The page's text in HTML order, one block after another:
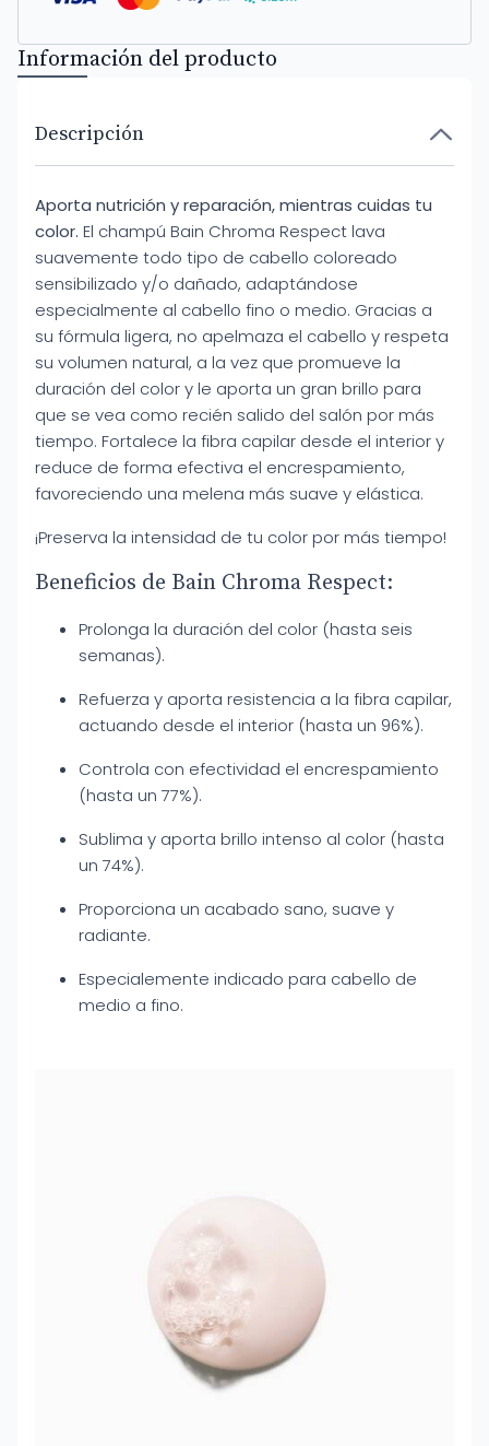
Información del producto
Descripción
Aporta nutrición y reparación, mientras cuidas tu
color. El champú Bain Chroma Respect lava
suavemente todo tipo de cabello coloreado
sensibilizado y/o dañado, adaptándose
especialmente al cabello fino o medio. Gracias a
su fórmula ligera, no apelmaza el cabello y respeta
su volumen natural, a la vez que promueve la
duración del color y le aporta un gran brillo para
que se vea como recién salido del salón por más
tiempo. Fortalece la fibra capilar desde el interior y
reduce de forma efectiva el encrespamiento,
favoreciendo una melena más suave y elástica.
¡Preserva la intensidad de tu color por más tiempo!
Beneficios de Bain Chroma Respect:
Prolonga la duración del color (hasta seis
semanas).
Refuerza y aporta resistencia a la fibra capilar,
actuando desde el interior (hasta un 96%).
Controla con efectividad el encrespamiento
(hasta un 77%).
Sublima y aporta brillo intenso al color (hasta
un 74%).
Proporciona un acabado sano, suave y
radiante.
Especialemente indicado para cabello de
medio a fino.